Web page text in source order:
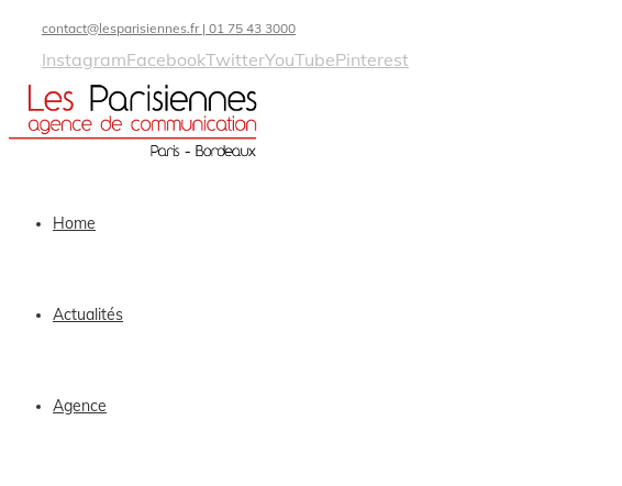
contact@lesparisiennes.fr | 01 75 43 3000
InstagramFacebookTwitterYouTubePinterest
Home
Actualités
Agence